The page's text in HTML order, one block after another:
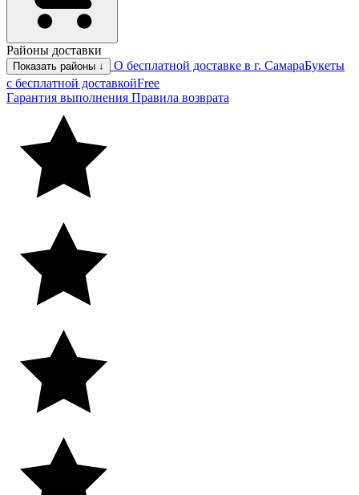
Районы доставки
Показать районы ↓ О бесплатной доставке в г. СамараБукеты
с бесплатной доставкойFree
Гарантия выполнения Правила возврата